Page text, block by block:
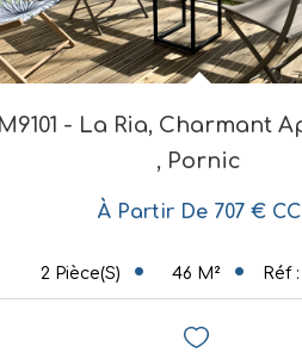
, Pornic
À Partir De 707 € CC
2 Pièce(s) 46 M² Réf :